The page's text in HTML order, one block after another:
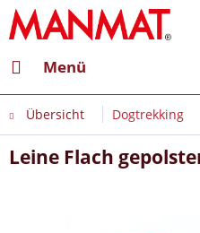
Menü
Übersicht Dogtrekking
Leine Flach